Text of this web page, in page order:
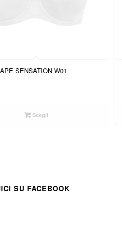
SENSATION W01
Scegli
SU FACEBOOK